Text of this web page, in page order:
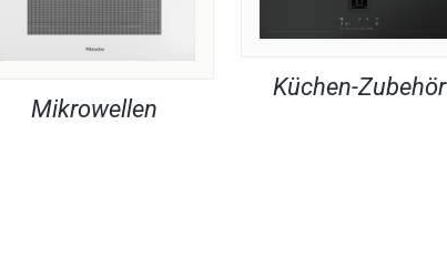
Mikrowellen
Küchen-Zubehör